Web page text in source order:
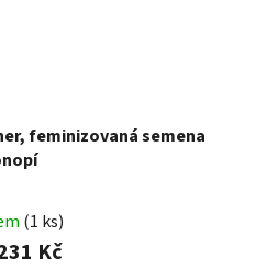
feminizovaná semena
(1 ks)
Kč